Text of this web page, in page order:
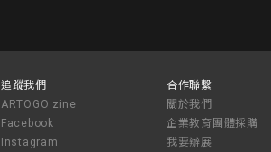
追蹤我們
ARTOGO zine
Facebook
Instagram
合作聯繫
關於我們
企業教育團體採購
我要辦展